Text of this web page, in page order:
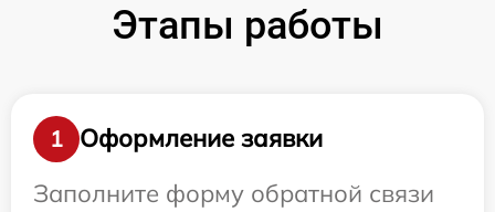
Этапы работы
1
Оформление заявки
Заполните форму обратной связи